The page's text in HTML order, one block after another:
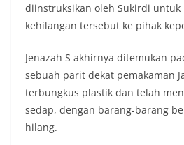
diinstruksikan oleh Sukirdi untuk
kehilangan tersebut ke pihak
Jenazah S akhirnya ditemukan
sebuah parit dekat pemakaman
terbungkus plastik dan telah
sedap, dengan barang-barang
hilang.